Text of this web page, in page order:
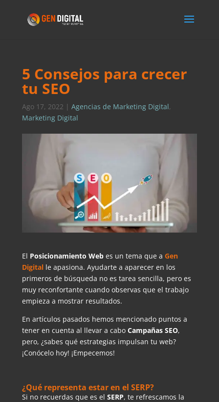
5 Consejos para crecer
tu SEO
Ago 17, 2022 | Agencias de Marketing Digital,
Marketing Digital
El Posicionamiento Web es un tema que a Gen
Digital le apasiona. Ayudarte a aparecer en los
primeros de búsqueda no es tarea sencilla, pero es
muy reconfortante cuando observas que el trabajo
empieza a mostrar resultados.
En artículos pasados hemos mencionado puntos a
tener en cuenta al llevar a cabo Campañas SEO,
pero, ¿sabes qué estrategias impulsan tu web?
¡Conócelo hoy! ¡Empecemos!
¿Qué representa estar en el SERP?
Si no recuerdas que es el SERP, te refrescamos la